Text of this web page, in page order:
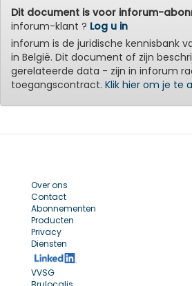
Dit document is voor inforum-
inforum-klant ? Log u in
inforum is de juridische kennisbank
in België. Dit document of zijn
gerelateerde data - zijn in inforum
toegangscontract. Klik hier om je te
Over ons
Contact
Abonnementen
Producten
Privacy
Diensten
VVSG